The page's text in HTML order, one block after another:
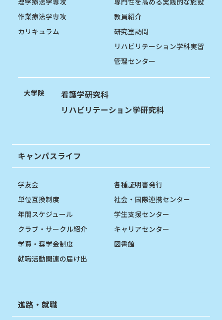
作業療法学専攻
カリキュラム
教員紹介
研究室訪問
リハビリテーション学科実習
管理センター
大学院
看護学研究科
リハビリテーション学研究科
キャンパスライフ
学友会
単位互換制度
年間スケジュール
クラブ・サークル紹介
学費・奨学金制度
就職活動関連の届け出
各種証明書発行
社会・国際連携センター
学生支援センター
キャリアセンター
図書館
進路・就職